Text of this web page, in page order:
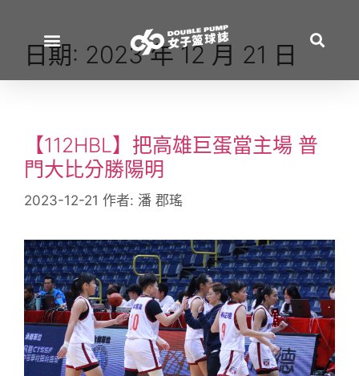
日期: 2023 年 12 月 21 日
【112HBL】把高雄巨蛋當主場 普
門大比分勝陽明
2023-12-21 作者: 潘 郡瑤